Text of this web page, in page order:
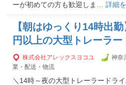
ーが初めての方も歓迎しま… 詳細
【朝はゆっくり14時出
円以上の大型トレーラー
株式会社アレックスヨコユ 神奈
業・配送・物流
＼14時～夜の大型トレーラードラ